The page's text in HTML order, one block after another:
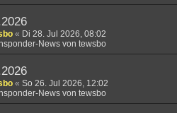
« Di 28. Jul 2026, 08:02
News von tewsbo
« So 26. Jul 2026, 12:02
News von tewsbo